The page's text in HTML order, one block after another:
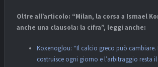
Oltre all’articolo: “Milan, la corsa a Ismael
anche una clausola: la cifra”, leggi anche:
Koxenoglou: “Il calcio greco può cambiare.
costruisce ogni giorno e l’arbitraggio resta il